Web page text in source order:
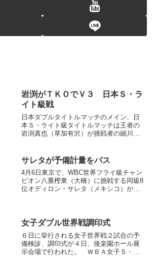
岩渕がＴＫＯでＶ３ 日本Ｓ・ラ
イト級戦
日本ダブルタイトルマッチのメイン、日
本Ｓ・ライト級タイトルマッチは王者の
岩渕真也（草加有沢）が挑戦者の細川バ
だった。 序盤はカウンター狙いの細川を
岩渕が攻めあぐねる展開...
サレタが予備計量をパス
4月6日東京で、WBC世界フライ級チャン
ピオン八重樫東（大橋）に挑戦する同級8
位オディロン・サレタ（メキシコ）が現
（55.79...
女子ダブル世界戦調印式
６日に挙行される女子世界戦２試合の予
備検診、調印式が４日、後楽園ホール展
示会場で行われた。 ＷＢＡ女子Ｓ・フ